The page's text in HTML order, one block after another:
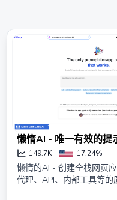
懒惰AI - 唯一有效的提
149.7K 17.24%
懒惰的AI - 创建全栈网页应
代理、API、内部工具等的